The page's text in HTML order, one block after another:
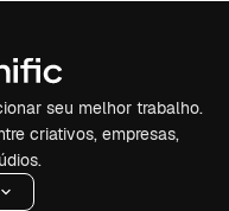
seu melhor trabalho.
criativos, empresas,